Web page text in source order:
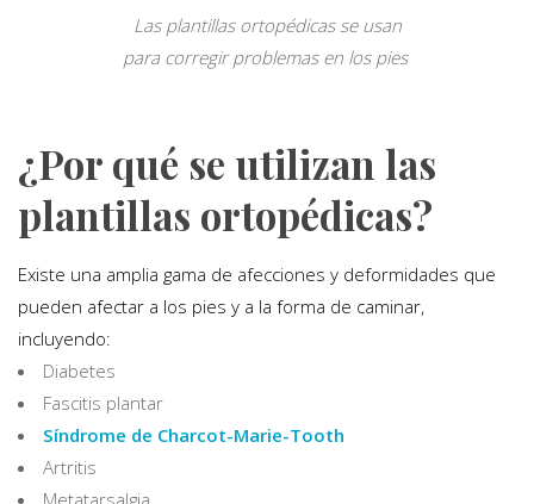
Las plantillas ortopédicas se usan
para corregir problemas en los pies
¿Por qué se utilizan las
plantillas ortopédicas?
Existe una amplia gama de afecciones y deformidades que
pueden afectar a los pies y a la forma de caminar,
incluyendo:
Diabetes
Fascitis plantar
Síndrome de Charcot-Marie-Tooth
Artritis
Metatarsalgia